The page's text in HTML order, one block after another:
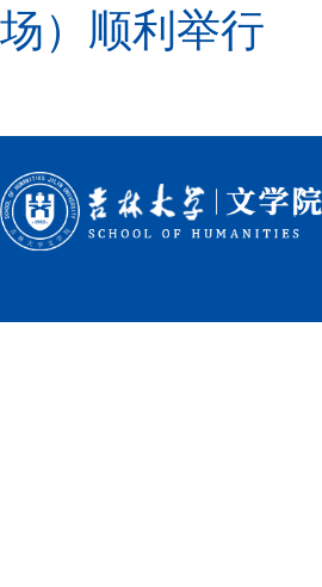
场）顺利举行